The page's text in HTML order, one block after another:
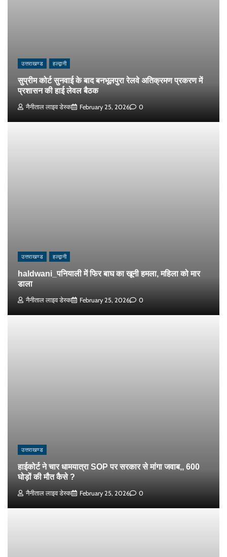
उत्तराखण्ड हल्द्वानी
सुप्रीम कोर्ट सुनवाई के बाद बनभूलपुरा रेलवे अतिक्रमण प्रकरण में
प्रशासन की हाई लेवल बैठक
नैनीताल लाइव डेस्क February 25, 2026 0
उत्तराखण्ड हल्द्वानी
haldwani_पनियाली में फिर बाघ का खूनी हमला, महिला को मार
डाला
नैनीताल लाइव डेस्क February 25, 2026 0
उत्तराखण्ड
हाईकोर्ट ने चार धामयात्रा SOP पर सरकार से मांगा जवाब,, 600
घोड़ों की मौत कैसे ?
नैनीताल लाइव डेस्क February 25, 2026 0